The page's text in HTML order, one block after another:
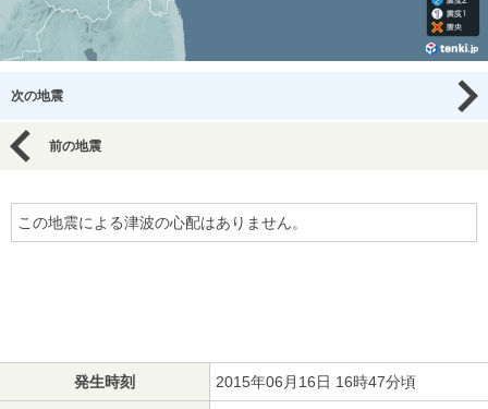
次の地震
前の地震
この地震による津波の心配はありません。
発生時刻 2015年06月16日 16時47分頃